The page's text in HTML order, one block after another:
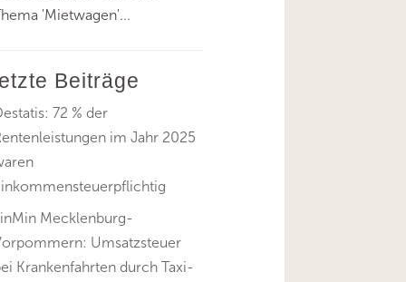
'Mietwagen'...
letzte Beiträge
72 % der
im Jahr 2025
Mecklenburg-
Umsatzsteuer
Krankenfahrten durch Taxi-